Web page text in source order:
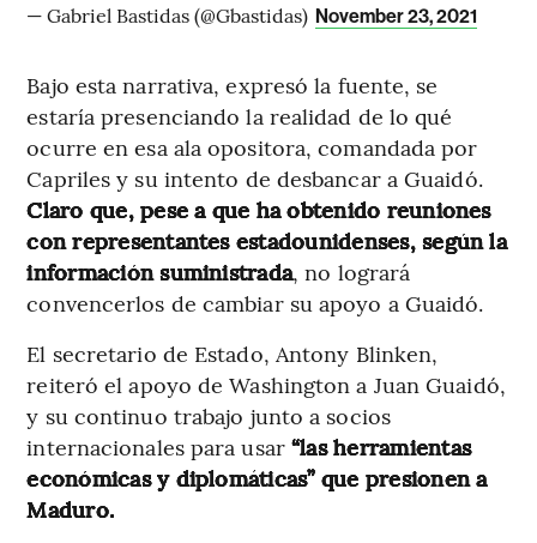
— Gabriel Bastidas (@Gbastidas) November 23, 2021
Bajo esta narrativa, expresó la fuente, se
estaría presenciando la realidad de lo qué
ocurre en esa ala opositora, comandada por
Capriles y su intento de desbancar a Guaidó.
Claro que, pese a que ha obtenido reuniones
con representantes estadounidenses, según la
información suministrada, no logrará
convencerlos de cambiar su apoyo a Guaidó.
El secretario de Estado, Antony Blinken,
reiteró el apoyo de Washington a Juan Guaidó,
y su continuo trabajo junto a socios
internacionales para usar “las herramientas
económicas y diplomáticas” que presionen a
Maduro.